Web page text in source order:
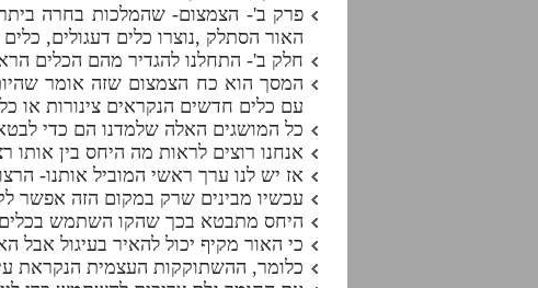
פרק ב'- הצמצום- שהמלכות בחרה
האור הסתלק ,נוצרו כלים דעגולים,
חלק ב'- התחלנו להגדיר מהם הכלים
המסך הוא כח הצמצום שזה אומר
עם כלים חדשים הנקראים צינורות או
כל המושגים האלה שלמדנו הם כדי
אנחנו רוצים לראות מה היחס בין אותו
אז יש לנו ערך ראשי המוביל אותנו-
עכשיו מבינים שרק במקום הזה אפשר
היחס מתבטא בכך שהקו השתמש בכלים
כי האור מקיף יכול להאיר בעיגול אבל
כלומר, ההשתוקקות העצמית הנקראת